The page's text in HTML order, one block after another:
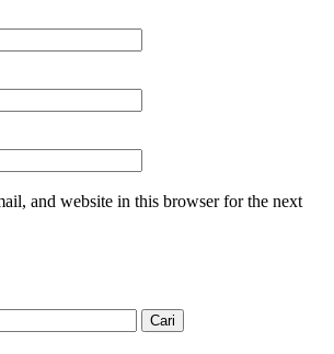
and website in this browser for the next